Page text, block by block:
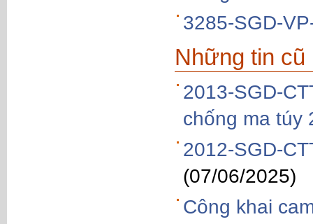
3285-SGD-
Những tin cũ
2013-SGD-
chống ma túy
2012-SGD-
(07/06/2025)
Công khai